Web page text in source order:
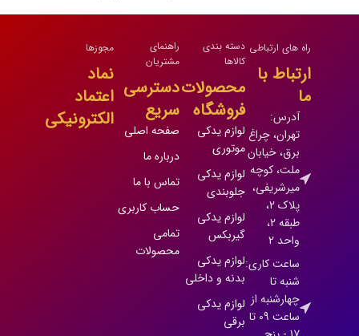
راه های ارتباطی
ارتباط با
ما
آدرس:
تهران، چراغ
برق، خیابان
ملت، کوچه
میرشریفی،
پلاک 2،
طبقه 2،
واحد 2
ساعت کاری:
شنبه تا
چهارشنبه از
ساعت 09 تا
دسته بندی
کالاها
محصولات
فروشگاه
لوازم یدکی
موتوری
لوازم یدکی
جلوبندی
لوازم یدکی
گیربکس
لوازم یدکی
بدنه و داخلی
لوازم یدکی
برقی
راهنمای
مشتریان
دسترسی
سریع
صفحه اصلی
درباره ما
تماس با ما
حساب کاربری
تمامی
محصولات
مجوزها
نماد
اعتماد
الکترونیکی